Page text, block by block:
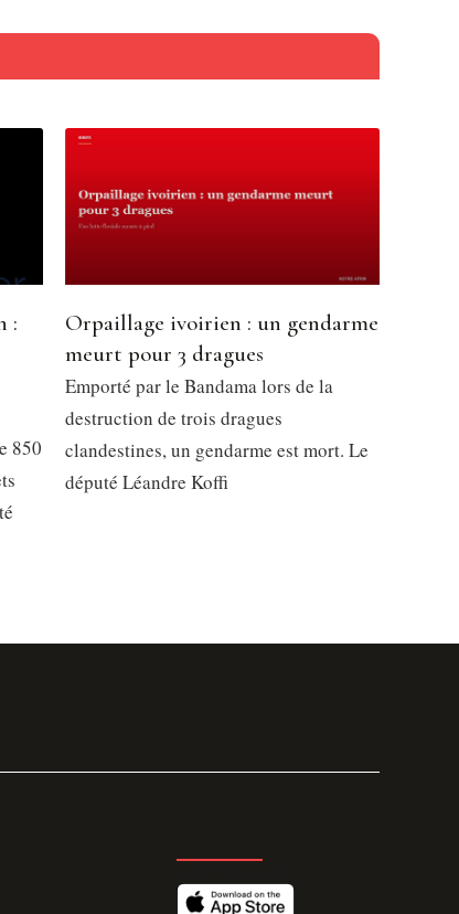
:
850
Orpaillage ivoirien : un gendarme
meurt pour 3 dragues
Emporté par le Bandama lors de la
destruction de trois dragues
clandestines, un gendarme est mort. Le
député Léandre Koffi